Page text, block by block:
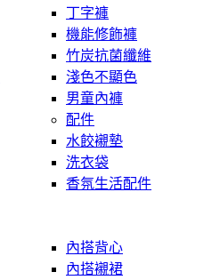
丁字褲
機能修飾褲
竹炭抗菌纖維
淺色不顯色
男童內褲
配件
水餃襯墊
洗衣袋
香氛生活配件
內搭背心
內搭襯裙